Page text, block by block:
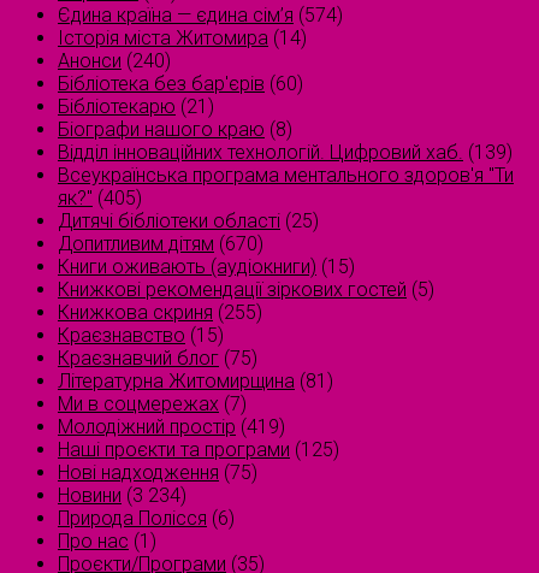
Єдина країна — єдина сім’я (574)
Історія міста Житомира (14)
Анонси (240)
Бібліотека без бар'єрів (60)
Бібліотекарю (21)
Біографи нашого краю (8)
Відділ інноваційних технологій. Цифровий хаб. (139)
Всеукраїнська програма ментального здоров'я "Ти
як?" (405)
Дитячі бібліотеки області (25)
Допитливим дітям (670)
Книги оживають (аудіокниги) (15)
Книжкові рекомендації зіркових гостей (5)
Книжкова скриня (255)
Краєзнавство (15)
Краєзнавчий блог (75)
Літературна Житомирщина (81)
Ми в соцмережах (7)
Молодіжний простір (419)
Наші проєкти та програми (125)
Нові надходження (75)
Новини (3 234)
Природа Полісся (6)
Про нас (1)
Проєкти/Програми (35)